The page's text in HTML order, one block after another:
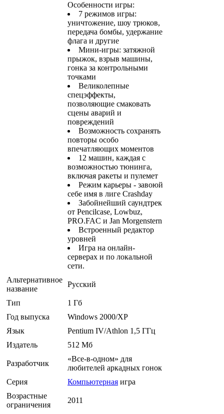
Особенности игры:
7 режимов игры:
уничтожение, шоу трюков,
передача бомбы, удержание
флага и другие
Мини-игры: затяжной
прыжок, взрыв машины,
гонка за контрольными
точками
Великолепные
спецэффекты,
позволяющие смаковать
сцены аварий и
повреждений
Возможность сохранять
повторы особо
впечатляющих моментов
12 машин, каждая с
возможностью тюнинга,
включая ракеты и пулемет
Режим карьеры - завоюй
себе имя в лиге Crashday
Забойнейший саундтрек
от Pencilcase, Lowbuz,
PRO.FAC и Jan Morgenstern
Встроенный редактор
уровней
Игра на онлайн-
серверах и по локальной
сети.
Альтернативное
название
Русский
Тип
1 Гб
Год выпуска
Windows 2000/XP
Язык
Pentium IV/Athlon 1,5 ГГц
Издатель
512 Mб
Разработчик
«Все-в-одном» для
любителей аркадных гонок
Серия
Компьютерная игра
Возрастные
ограничения
2011